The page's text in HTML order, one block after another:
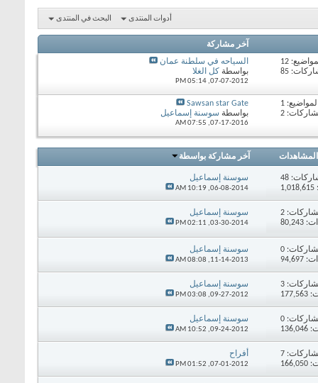
أدوات المنتدى البحث في المنتدى
آخر مشاركة
12
85
السياحه في سلطنة عمان
بواسطة كل الغلا
07-07-2012,
05:14 PM
1
2
Sawsan star Gate
بواسطة سوسنة إسماعيل
07-17-2016,
07:55 AM
المشاهدات آخر مشاركة بواسطة
48
سوسنة إسماعيل
06-08-2014,
10:19 AM
2
سوسنة إسماعيل
03-30-2014,
02:11 PM
0
سوسنة إسماعيل
11-14-2013,
08:08 AM
3
سوسنة إسماعيل
09-27-2012,
03:08 PM
0
سوسنة إسماعيل
09-24-2012,
10:52 AM
7
أفراح
07-01-2012,
01:52 PM